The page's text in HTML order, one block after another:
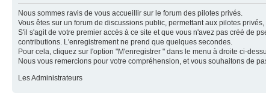
Nous sommes ravis de vous accueillir sur le forum des pilotes privés.
Vous êtes sur un forum de discussions public, permettant aux pilotes
S'il s'agit de votre premier accès à ce site et que vous n'avez pas créé de
contributions. L'enregistrement ne prend que quelques secondes.
Pour cela, cliquez sur l'option "M'enregistrer " dans le menu à droite ci-
Nous vous remercions pour votre compréhension, et vous souhaitons de
Les Administrateurs